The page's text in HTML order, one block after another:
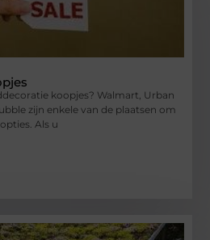
koopjes? Walmart, Urban
zijn enkele van de plaatsen om
Als u